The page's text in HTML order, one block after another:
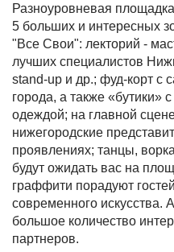
Разноуровневая
5 больших и интересных
"Все Свои": лекторий -
лучших специалистов
stand-up и др.; фуд-корт с
города, а также «бутики»
одеждой; на главной
нижегородские
проявлениях; танцы,
будут ожидать вас на
граффити порадуют
современного искусства.
большое количество
партнеров.